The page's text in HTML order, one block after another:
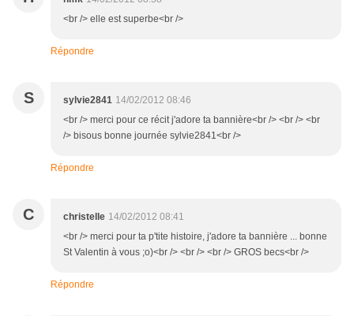
<br /> elle est superbe<br />
Répondre
S sylvie2841 14/02/2012 08:46
<br /> merci pour ce récit j'adore ta bannière<br /> <br /> <br
/> bisous bonne journée sylvie2841<br />
Répondre
C christelle 14/02/2012 08:41
<br /> merci pour ta p'tite histoire, j'adore ta bannière ... bonne
St Valentin à vous ;o)<br /> <br /> <br /> GROS becs<br />
Répondre